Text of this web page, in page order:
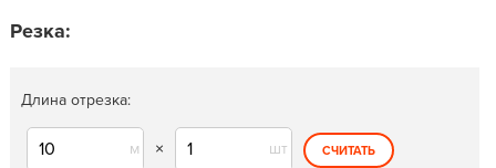
Резка:
Длина отрезка:
м × шт СЧИТАТЬ